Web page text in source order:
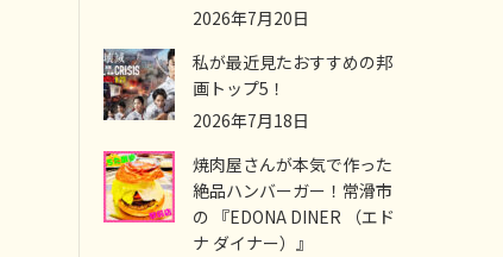
2026年7月20日
私が最近見たおすすめの邦
画トップ5！
2026年7月18日
焼肉屋さんが本気で作った
絶品ハンバーガー！常滑市
の 『EDONA DINER （エド
ナ ダイナー）』